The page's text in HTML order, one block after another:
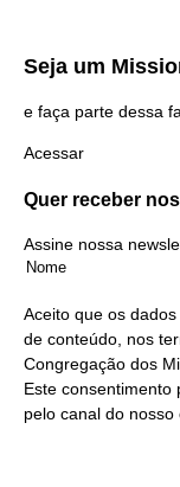
Seja um
e faça parte dessa
Acessar
Quer receber
Assine nossa
Aceito que os
de conteúdo, nos
Congregação dos
Este consentimento
pelo canal do nosso